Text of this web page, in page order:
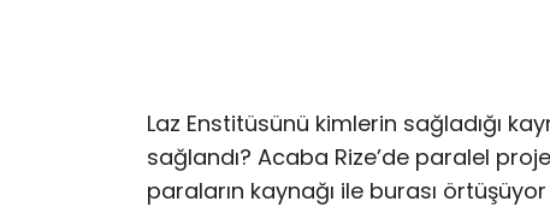
Laz Enstitüsünü kimlerin sağladığı
sağlandı? Acaba Rize’de paralel
paraların kaynağı ile burası